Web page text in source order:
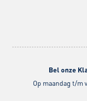
Bel onze
Op maandag t/m